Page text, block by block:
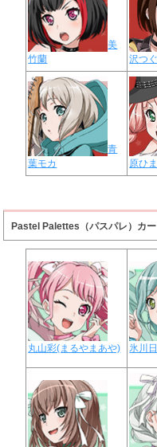
美
竹蘭
沢つ
青
葉モカ
原ひ
Pastel Palettes（パスパレ）カ
丸山彩(まるやまあや) 氷川